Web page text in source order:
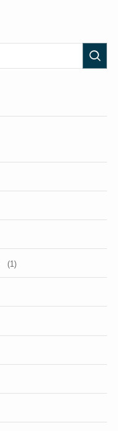
(1)